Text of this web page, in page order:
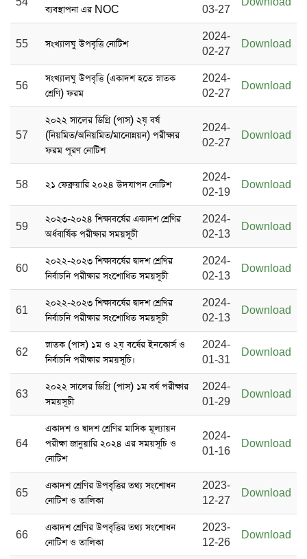
ব্যবস্থাপনা এর NOC
03-27
55 সংখ্যালঘু উপবৃত্তি নোটিশ
2024-
02-27
Download
56
সংখ্যালঘু উপবৃত্তি (একাদশ হতে স্নাতক
শ্রেণি) ফরম
2024-
02-27
Download
57
২০২২ সালের ডিগ্রি (পাস) ২য় বর্ষ
(নিয়মিত/অনিয়মিত/মানোন্নয়ন) পরীক্ষার
ফরম পূরণ নোটিশ
2024-
02-27
Download
58 ২১ ফেব্রুয়ারি ২০২৪ উদযাপন নোটিশ
2024-
02-19
Download
59
২০২৩-২০২৪ শিক্ষাবর্ষের একাদশ শ্রেণির
অর্ধবার্ষিক পরীক্ষার সময়সূচী
2024-
02-13
Download
60
২০২২-২০২৩ শিক্ষাবর্ষের দ্বাদশ শ্রেণির
নির্বাচনি পরীক্ষার সংশোধিত সময়সূচী
2024-
02-13
Download
61
২০২২-২০২৩ শিক্ষাবর্ষের দ্বাদশ শ্রেণির
নির্বাচনি পরীক্ষার সংশোধিত সময়সূচী
2024-
02-13
Download
62
স্নাতক (পাস) ১ম ও ২য় বর্ষের ইনকোর্স ও
নির্বাচনি পরীক্ষার সময়সূচি।
2024-
01-31
Download
63
২০২২ সালের ডিগ্রি (পাস) ১ম বর্ষ পরীক্ষার
সময়সূচী
2024-
01-29
Download
64
একাদশ ও দ্বাদশ শ্রেণির মাসিক মূল্যায়ন
পরীক্ষা জানুয়ারি ২০২৪ এর সময়সূচি ও
নোটিশ
2024-
01-16
Download
65
একাদশ শ্রেণির উপবৃত্তির তথ্য সংশোধন
নোটিশ ও তালিকা
2023-
12-27
Download
66
একাদশ শ্রেণির উপবৃত্তির তথ্য সংশোধন
নোটিশ ও তালিকা
2023-
12-26
Download